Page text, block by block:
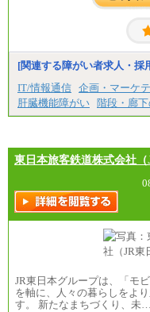
＜募集各社
月給21万円
※試用期間
ます。
[関連する障がい者求人・採
IT/情報通信 企画・マーケ
肝臓機能障がい 階段・廊下
東日本旅客鉄道株式会社（
JR東日本グループは、「モ
を軸に、人々の暮らしをよ
す。 新たなまちづくり、未…